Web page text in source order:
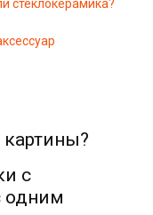
стеклокерамика?
с
одним